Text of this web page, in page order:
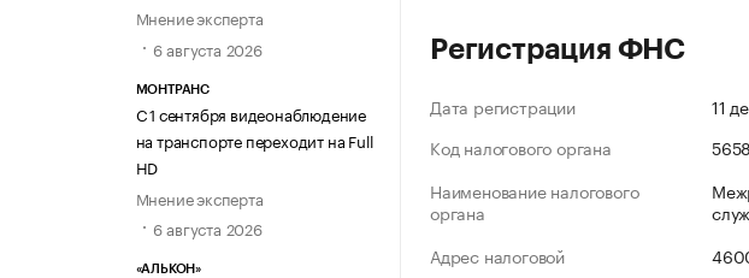
Мнение эксперта
6 августа 2026
МОНТРАНС
С 1 сентября видеонаблюдение
на транспорте переходит на Full
HD
Мнение эксперта
6 августа 2026
«АЛЬКОН»
Регистрация ФНС
Дата регистрации
11
Код налогового органа
5658
Наименование налогового
органа
Адрес налоговой